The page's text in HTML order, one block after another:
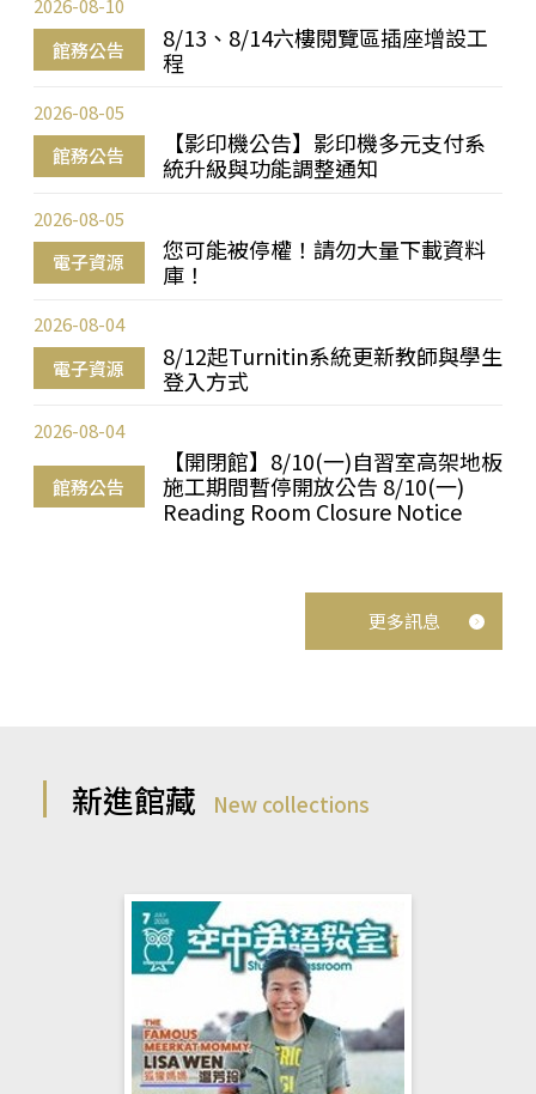
館務公告
8/13、8/14六樓閱覽區插座增設工
程
2026-08-10
館務公告
【影印機公告】影印機多元支付系
統升級與功能調整通知
2026-08-05
電子資源
您可能被停權！請勿大量下載資料
庫！
2026-08-05
電子資源
8/12起Turnitin系統更新教師與學生
登入方式
2026-08-04
館務公告
【開閉館】8/10(一)自習室高架地板
施工期間暫停開放公告 8/10(一)
Reading Room Closure Notice
2026-08-04
更多訊息
新進館藏 New collections